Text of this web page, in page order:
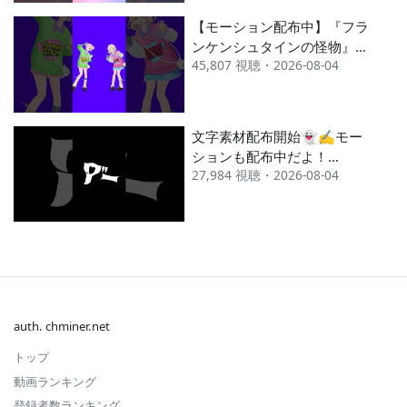
【モーション配布中】『フラ
ンケンシュタインの怪物』ヒ
メヒナと一緒に踊ってみてね
怪物
45,807 視聴・2026-08-04
文字素材配布開始👻✍モー
ションも配布中だよ！
#HIMEHINA #ヒメヒナ #フ
27,984 視聴・2026-08-04
auth. chminer.net
トップ
動画ランキング